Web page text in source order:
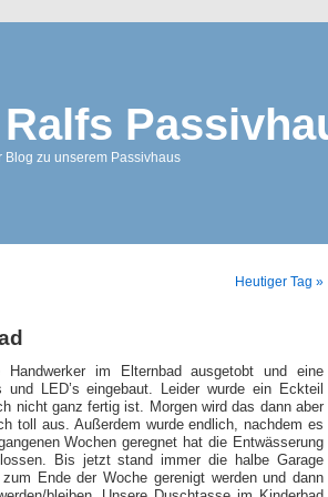
Blog zu unserem Passivhaus
Heutiger Tag »
Handwerker im Elternbad ausgetobt und eine
LED’s eingebaut. Leider wurde ein Eckteil
nicht ganz fertig ist. Morgen wird das dann aber
toll aus. Außerdem wurde endlich, nachdem es
Wochen geregnet hat die Entwässerung
Bis jetzt stand immer die halbe Garage
Ende der Woche gerenigt werden und dann